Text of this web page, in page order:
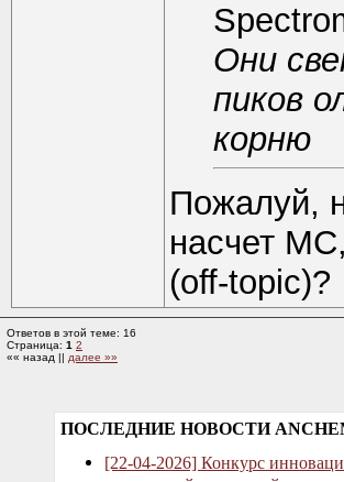
Они
пиков
корню
Пожалуй,
насчет
(off-topic)?
Ответов в этой теме: 16
Страница: 1 2
«« назад || далее »»
ПОСЛЕДНИЕ НОВОСТИ
[22-04-2026] Конкурс